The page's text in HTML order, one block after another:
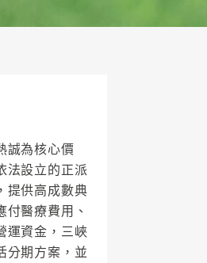
誠為核心價
法設立的正派
提供高成數典
醫療費用、
運資金，三峽
分期方案，並